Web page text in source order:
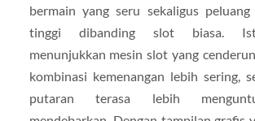
bermain yang seru sekaligus
tinggi dibanding slot biasa.
menunjukkan mesin slot yang
kombinasi kemenangan lebih sering,
putaran terasa lebih